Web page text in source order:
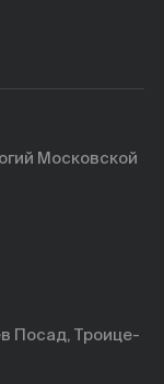
Московской
Посад, Троице-